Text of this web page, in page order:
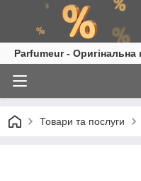
Parfumeur - Оригінальна
Товари та послуги